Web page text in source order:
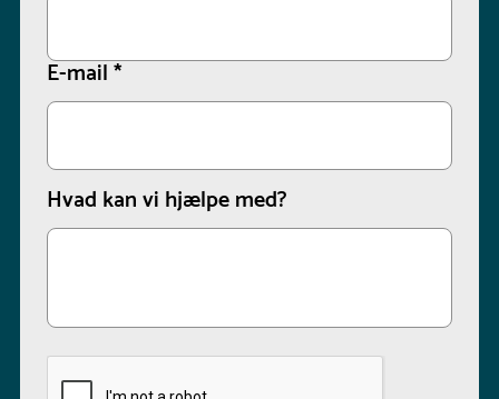
E-mail*
Hvad kan vi hjælpe med?